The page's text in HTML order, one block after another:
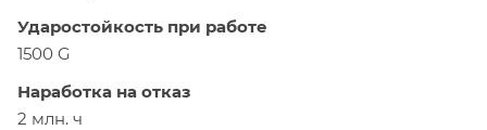
Ударостойкость при работе
1500 G
Наработка на отказ
2 млн. ч